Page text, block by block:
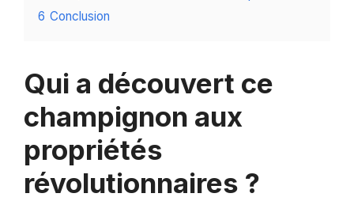
6 Conclusion
Qui a découvert ce
champignon aux
propriétés
révolutionnaires ?